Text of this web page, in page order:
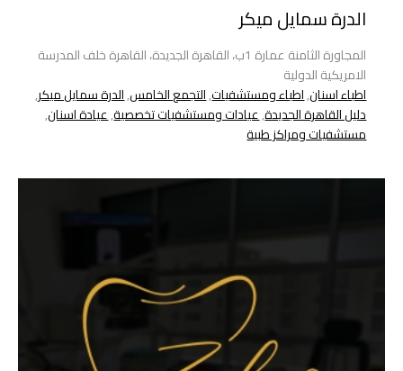
الدرة سمايل ميكر
المجاورة الثامنة عمارة 1ب، القاهرة الجديدة، القاهرة خلف المدرسة
الامريكية الدولية
اطباء اسنان,اطباء ومستشفيات,التجمع الخامس,الدرة سمايل ميكر,
دليل القاهرة الجديدة,عيادات ومستشفيات تخصصية,عيادة اسنان,
مستشفيات ومراكز طبية